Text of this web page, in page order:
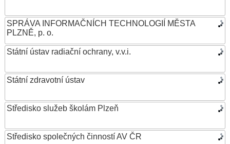
SPRÁVA INFORMAČNÍCH TECHNOLOGIÍ MĚSTA
PLZNĚ, p. o.
Státní ústav radiační ochrany, v.v.i.
Státní zdravotní ústav
Středisko služeb školám Plzeň
Středisko společných činností AV ČR